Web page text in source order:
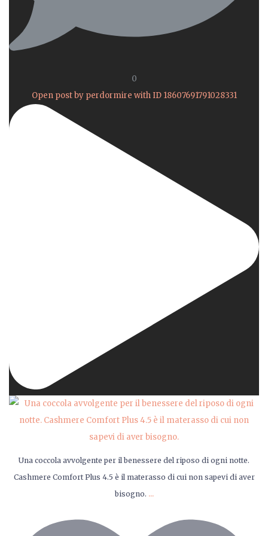
0
Open post by perdormire with ID 18607691791028331
Una coccola avvolgente per il benessere del riposo di ogni notte.
Cashmere Comfort Plus 4.5 è il materasso di cui non sapevi di aver
bisogno. ...